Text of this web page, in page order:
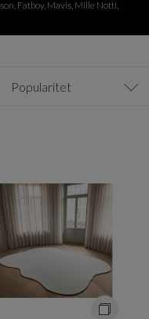
Fatboy, Mavis, Mille Notti,
Popularitet